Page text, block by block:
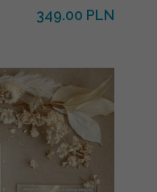
349.00 PLN